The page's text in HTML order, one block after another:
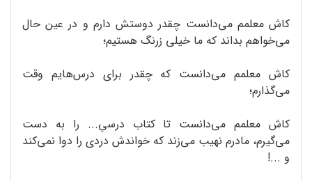
کاش معلمم می‌دانست چقدر دوستش دارم و در عین حال
می‌خواهم بداند که ما خیلی زرنگ هستیم؛
کاش معلمم می‌دانست که چقدر برای درس‌هایم وقت
می‌گذارم؛
کاش معلمم می‌دانست تا کتاب درسیِ... را به دست
می‌گیرم، مادرم نهیب می‌زند که خواندش دردی را دوا نمی‌کند
و ...!